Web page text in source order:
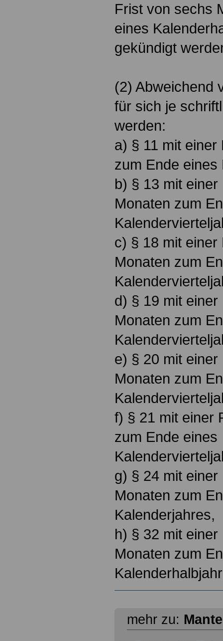
Frist von sechs
eines
gekündigt
(2) Abweichend
für sich je
werden:
a) § 11 mit
zum Ende
b) § 13 mit
Monaten zum
c) § 18 mit
Monaten zum
d) § 19 mit
Monaten zum
e) § 20 mit
Monaten zum
f) § 21 mit einer
zum Ende eines
g) § 24 mit
Monaten zum
Kalenderjahres,
h) § 32 mit
Monaten zum
mehr zu: